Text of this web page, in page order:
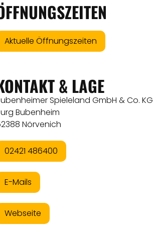
Aktuelle Öffnungszeiten
& LAGE
Spieleland GmbH & Co. KG
Bubenheim
Nörvenich
02421 486400
E-Mails
Webseite